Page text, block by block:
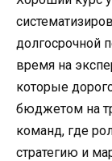
долгосрочной
время на
которые
бюджетом на
команд, где
стратегию и